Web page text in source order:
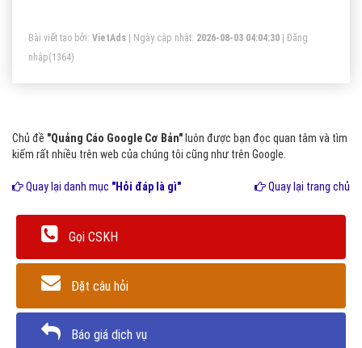
Bài viết tạo bởi: VietAds | Ngày cập nhật: 2026-08-03 04:04:30
Đăng
nhập(1364)
Chủ đề "Quảng Cáo Google Cơ Bản" luôn được bạn đọc quan tâm và tìm
kiếm rất nhiều trên web của chúng tôi cũng như trên Google.
Quay lại danh mục "Hỏi đáp là gì" Quay lại trang chủ
Gọi CSKH
Đặt câu hỏi
Báo giá dịch vụ